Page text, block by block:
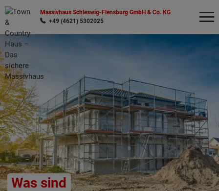
Massivhaus Schleswig-Flensburg GmbH & Co. KG
+49 (4621) 5302025
Was sind
Wonach möchten Sie suchen?